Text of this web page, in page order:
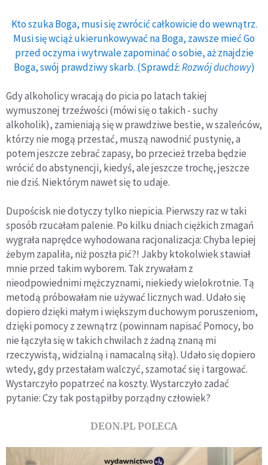
Kto szuka Boga, musi się zwrócić całkowicie do wewnątrz.
Musi się wciąż ukierunkowywać na Boga, zawsze mieć Go
przed oczyma i wytrwale zapominać o sobie, aż znajdzie
Boga, swój prawdziwy skarb. (Sprawdź:Rozwój duchowy)
Gdy alkoholicy wracają do picia po latach takiej
wymuszonej trzeźwości (mówi się o takich - suchy
alkoholik), zamieniają się w prawdziwe bestie, w szaleńców,
którzy nie mogą przestać, muszą nawodnić pustynię, a
potem jeszcze zebrać zapasy, bo przecież trzeba będzie
wrócić do abstynencji, kiedyś, ale jeszcze trochę, jeszcze
nie dziś. Niektórym nawet się to udaje.
Dupościsk nie dotyczy tylko niepicia. Pierwszy raz w taki
sposób rzucałam palenie. Po kilku dniach ciężkich zmagań
wygrała naprędce wyhodowana racjonalizacja: Chyba lepiej
żebym zapaliła, niż poszła pić?! Jakby ktokolwiek stawiał
mnie przed takim wyborem. Tak zrywałam z
nieodpowiednimi mężczyznami, niekiedy wielokrotnie. Tą
metodą próbowałam nie używać licznych wad. Udało się
dopiero dzięki małym i większym duchowym poruszeniom,
dzięki pomocy z zewnątrz (powinnam napisać Pomocy, bo
nie łączyła się w takich chwilach z żadną znaną mi
rzeczywistą, widzialną i namacalną siłą). Udało się dopiero
wtedy, gdy przestałam walczyć, szamotać się i targować.
Wystarczyło popatrzeć na koszty. Wystarczyło zadać
pytanie: Czy tak postąpiłby porządny człowiek?
DEON.PL POLECA